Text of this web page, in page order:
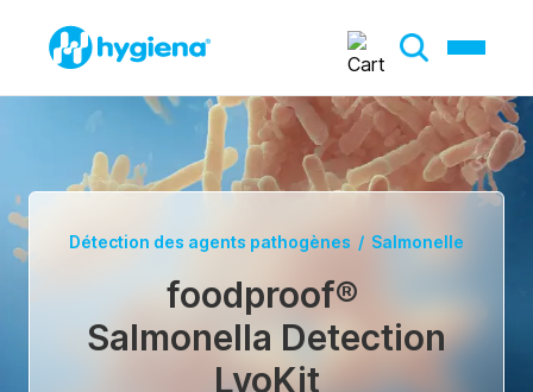
Détection des agents pathogènes / Salmonelle
foodproof®
Salmonella Detection
LyoKit